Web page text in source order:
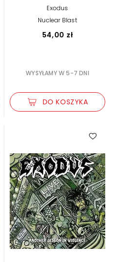
Exodus
Nuclear Blast
54,00 zł
WYSYŁAMY W 5-7 DNI
DO KOSZYKA